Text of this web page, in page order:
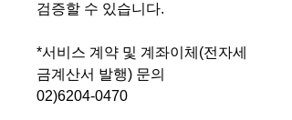
검증할 수 있습니다.
*서비스 계약 및 계좌이체(전자세
금계산서 발행) 문의
02)6204-0470